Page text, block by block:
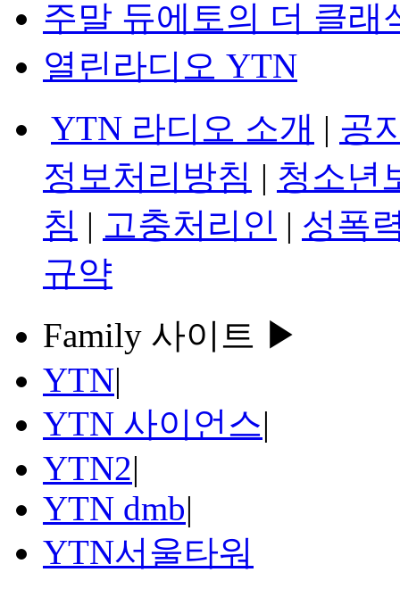
주말 듀에토의 더 클래
열린라디오 YTN
YTN 라디오 소개 | 공
정보처리방침 | 청소년
침 | 고충처리인 | 성폭
규약
Family 사이트 ▶
YTN|
YTN 사이언스|
YTN2|
YTN dmb|
YTN서울타워